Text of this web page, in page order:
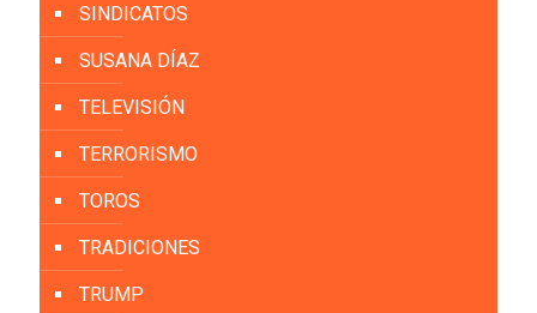
SINDICATOS
SUSANA DÍAZ
TELEVISIÓN
TERRORISMO
TOROS
TRADICIONES
TRUMP